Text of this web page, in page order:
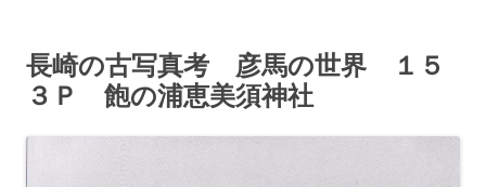
ス
キ
ッ
プ
長崎の古写真考 彦馬の世界 １５
３Ｐ 飽の浦恵美須神社